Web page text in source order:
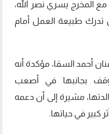
المخرج يسري نصر الله،
تدرك طبيعة العمل أمام
أحمد السقا، مؤكدة أنه
بجانبها في أصعب
مشيرة إلى أن دعمه
كبير في حياتها.